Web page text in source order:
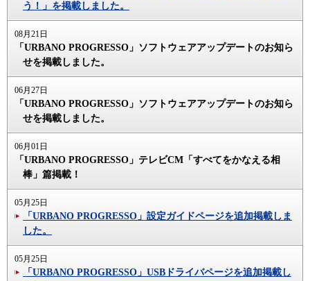
う！」を掲載しました。
08月21日
「URBANO PROGRESSO」ソフトウェアアップデートのお知ら
せを掲載しました。
06月27日
「URBANO PROGRESSO」ソフトウェアアップデートのお知ら
せを掲載しました。
06月01日
「URBANO PROGRESSO」テレビCM「すべてをかなえる相
棒」篇掲載！
05月25日
「URBANO PROGRESSO」設定ガイドページを追加掲載しま
した。
05月25日
「URBANO PROGRESSO」USBドライバページを追加掲載し